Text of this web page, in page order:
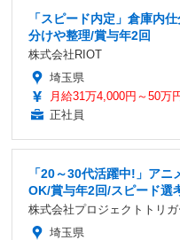
「スピード内定」倉庫内
分けや整理/賞与年2回
株式会社RIOT
埼玉県
月給31万4,000円～50万
正社員
「20～30代活躍中!」ア
OK/賞与年2回/スピード選
株式会社プロジェクトトリガ
埼玉県